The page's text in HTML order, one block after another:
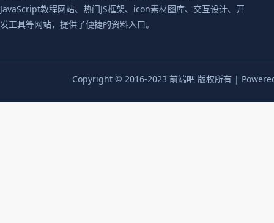
JavaScript教程网站、热门JS框架、icon素材图库、交互设计、开
发工具等网站，提供了便捷的资料入口。
Copyright © 2016-2023 前端吧 版权所有 |